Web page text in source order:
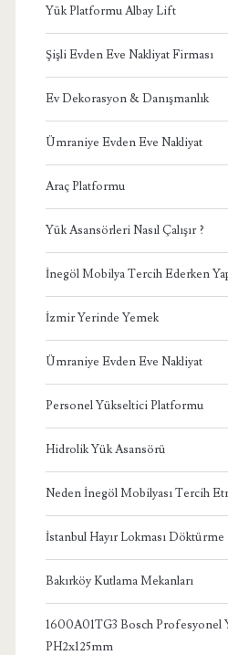
Yük Platformu Albay Lift
Şişli Evden Eve Nakliyat Firması
Ev Dekorasyon & Danışmanlık
Ümraniye Evden Eve Nakliyat
Araç Platformu
Yük Asansörleri Nasıl Çalışır ?
İnegöl Mobilya Tercih Ederken
İzmir Yerinde Yemek
Ümraniye Evden Eve Nakliyat
Personel Yükseltici Platformu
Hidrolik Yük Asansörü
Neden İnegöl Mobilyası Tercih
İstanbul Hayır Lokması Döktürme
Bakırköy Kutlama Mekanları
1600A01TG3 Bosch Profesyonel
PH2x125mm